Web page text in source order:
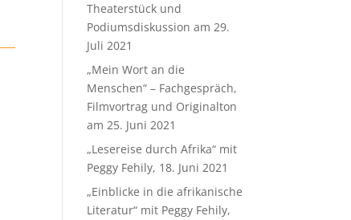
Theaterstück und
Podiumsdiskussion am 29.
Juli 2021
„Mein Wort an die
Menschen“ – Fachgespräch,
Filmvortrag und Originalton
am 25. Juni 2021
„Lesereise durch Afrika“ mit
Peggy Fehily, 18. Juni 2021
„Einblicke in die afrikanische
Literatur“ mit Peggy Fehily,